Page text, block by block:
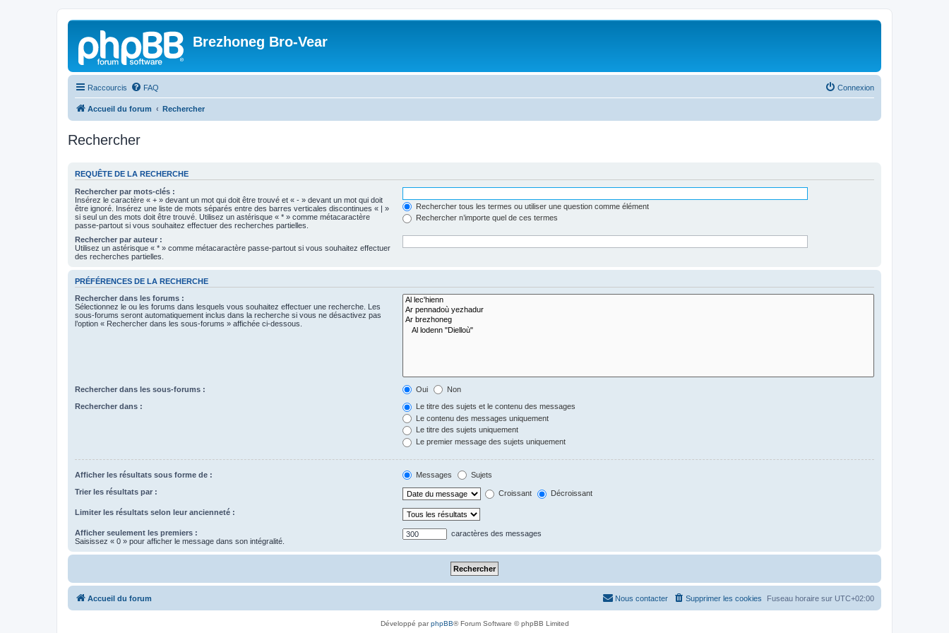
Brezhoneg Bro-Vear
Raccourcis FAQ Connexion
Accueil du forum Rechercher
Rechercher
REQUÊTE DE LA RECHERCHE
Rechercher par mots-clés :
Insérez le caractère « + » devant un mot qui doit être trouvé et « - » devant un mot qui doit
être ignoré. Insérez une liste de mots séparés entre des barres verticales discontinues « | »
si seul un des mots doit être trouvé. Utilisez un astérisque « * » comme métacaractère
passe-partout si vous souhaitez effectuer des recherches partielles.
Rechercher tous les termes ou utiliser une question comme élément
Rechercher n’importe quel de ces termes
Rechercher par auteur :
Utilisez un astérisque « * » comme métacaractère passe-partout si vous souhaitez effectuer
des recherches partielles.
PRÉFÉRENCES DE LA RECHERCHE
Rechercher dans les forums :
Sélectionnez le ou les forums dans lesquels vous souhaitez effectuer une recherche. Les
sous-forums seront automatiquement inclus dans la recherche si vous ne désactivez pas
l’option « Rechercher dans les sous-forums » affichée ci-dessous.
Rechercher dans les sous-forums : Oui Non
Rechercher dans :
Le titre des sujets et le contenu des messages
Le contenu des messages uniquement
Le titre des sujets uniquement
Le premier message des sujets uniquement
Afficher les résultats sous forme de : Messages Sujets
Trier les résultats par : Croissant Décroissant
Limiter les résultats selon leur ancienneté :
Afficher seulement les premiers :
Saisissez « 0 » pour afficher le message dans son intégralité.
caractères des messages
Accueil du forum Fuseau horaire sur UTC+02:00
Supprimer les cookies
Nous contacter
Développé parphpBB® Forum Software © phpBB Limited